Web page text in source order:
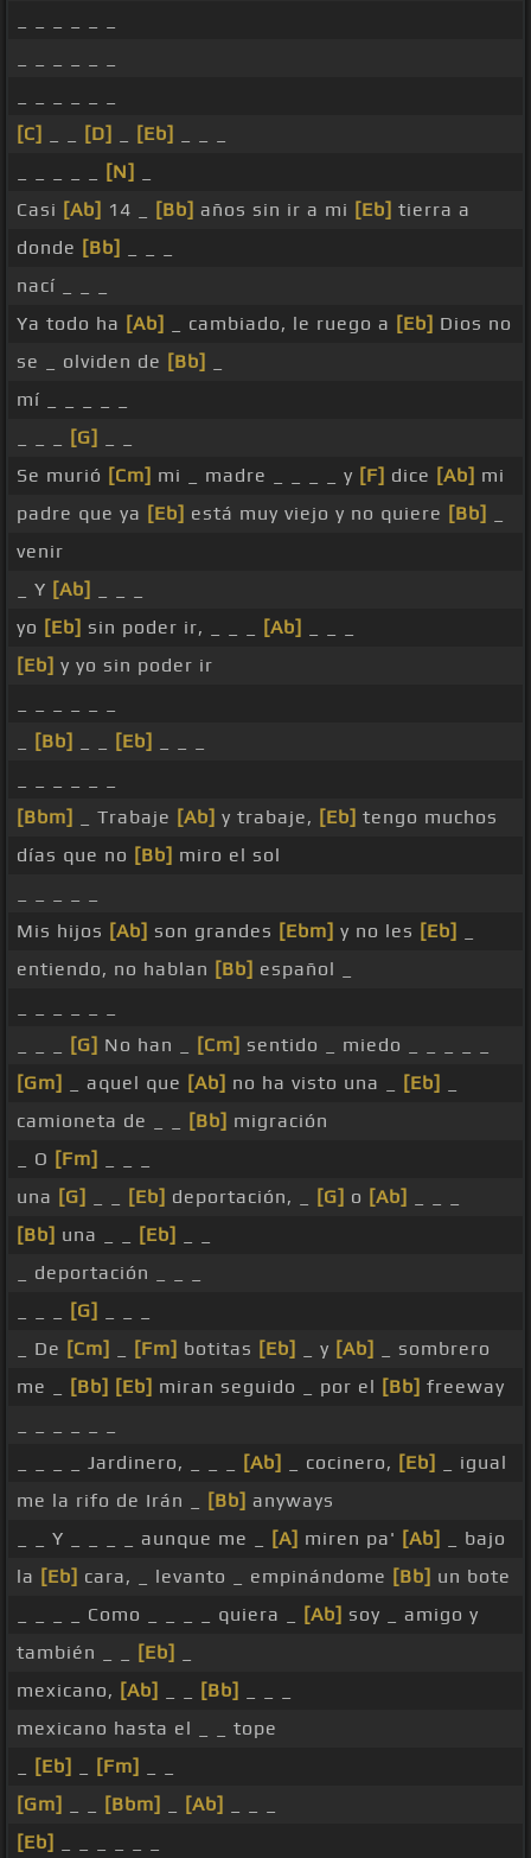
[C]
[D] [Eb]
[N]
Casi [Ab] 14 _ [Bb] años sin ir a mi [Eb] tierra a
donde [Bb]
nací _ _ _
Ya todo ha [Ab] _ cambiado, le ruego a [Eb] Dios no
se _ olviden de [Bb]
mí _ _ _ _ _
[G]
Se murió [Cm] mi _ madre _ _ _ _ y [F] dice [Ab] mi
padre que ya [Eb] está muy viejo y no quiere [Bb]
venir
_ Y [Ab]
yo [Eb] sin poder ir, _ _ _ [Ab]
[Eb] y yo sin poder ir
[Bb] [Eb]
[Bbm]
_ Trabaje [Ab] y trabaje, [Eb] tengo muchos
días que no [Bb] miro el sol
Mis hijos [Ab] son grandes [Ebm] y no les [Eb]
entiendo, no hablan [Bb] español _
[G] No han _ [Cm] sentido _ miedo _ _ _ _ _
[Gm]
_ aquel que [Ab] no ha visto una _ [Eb]
camioneta de _ _
[Bb] migración
_ O [Fm]
una [G] [Eb] deportación, _ [G] o [Ab]
[Bb] una _ _ [Eb]
_ deportación _ _ _
[G]
_ De [Cm] [Fm] botitas [Eb] _ y [Ab]
_ sombrero
me _
[Bb] [Eb] miran seguido _ por el [Bb] freeway
_ _ _ _ Jardinero, _ _ _
[Ab] _ cocinero, [Eb]
_ igual
me la rifo de Irán _
[Bb] anyways
_ _ Y _ _ _ _ aunque me _
[A] miren pa' [Ab]
_ bajo
la [Eb] cara, _ levanto _ empinándome [Bb] un bote
_ _ _ _ Como _ _ _ _ quiera _
[Ab] soy _ amigo y
también _ _
[Eb]
mexicano, [Ab] [Bb]
mexicano hasta el _ _ tope
[Eb] [Fm]
[Gm]
[Bbm] [Ab]
[Eb]